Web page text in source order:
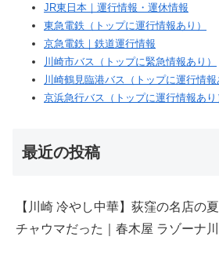
JR東日本｜運行情報・運休情報
東急電鉄（トップに運行情報あり）
京急電鉄｜鉄道運行情報
川崎市バス（トップに緊急情報あり）
川崎鶴見臨港バス（トップに運行情報
京浜急行バス（トップに運行情報あり
最近の投稿
【川崎 冷やし中華】荻窪の名店の
チャウマだった｜春木屋 ラゾーナ